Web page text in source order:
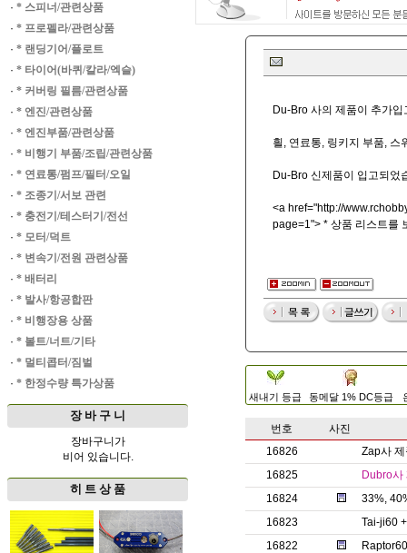
· * 스피너/관련상품
· * 프로펠라/관련상품
· * 랜딩기어/플로트
· * 타이어(바퀴/칼라/엑슬)
· * 커버링 필름/관련상품
· * 엔진/관련상품
· * 엔진부품/관련상품
· * 비행기 부품/조립/관련상품
· * 연료통/펌프/필터/오일
· * 조종기/서보 관련
· * 충전기/테스터기/전선
· * 모터/덕트
· * 변속기/전원 관련상품
· * 배터리
· * 발사/항공합판
· * 비행장용 상품
· * 볼트/너트/기타
· * 멀티콥터/짐벌
· * 한정수량 특가상품
장 바 구 니
장바구니가
비어 있습니다.
히 트 상 품
Du-Bro 사의 제품이 추가
흴, 연료통, 링키지 부품, 스
Du-Bro 신제품이 입고되었
<a href="http://
page=1"> * 상품 리스트를
새내기 등급 동메달 1% DC등급
번호
사진
16826
Zap사
16825
Dubro사
16824
33%,
16823
Tai-ji60
16822